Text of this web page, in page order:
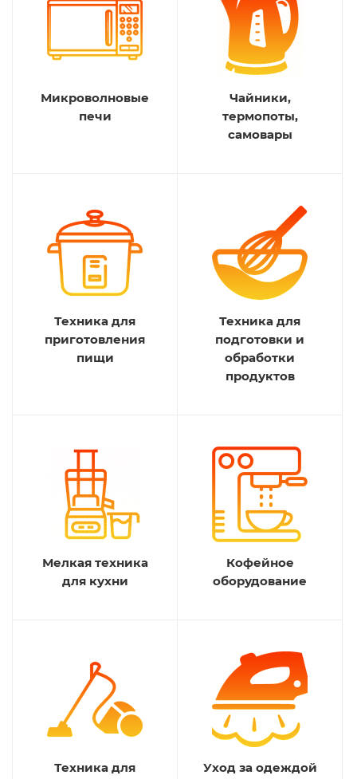
Микроволновые
печи
Чайники,
термопоты,
самовары
Техника для
приготовления
пищи
Техника для
подготовки и
обработки
продуктов
Мелкая техника
для кухни
Кофейное
оборудование
Техника для
Уход за одеждой